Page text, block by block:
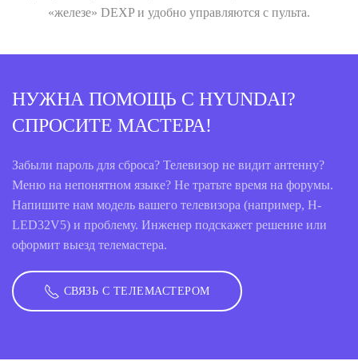
«железе» DEXP и удобно управляются с пульта.
НУЖНА ПОМОЩЬ С HYUNDAI?
СПРОСИТЕ МАСТЕРА!
Забыли пароль для сброса? Телевизор не видит антенну?
Меню на непонятном языке? Не тратьте время на форумы.
Напишите нам модель вашего телевизора (например, H-
LED32V5) и проблему. Инженер подскажет решение или
оформит выезд телемастера.
СВЯЗЬ С ТЕЛЕМАСТЕРОМ